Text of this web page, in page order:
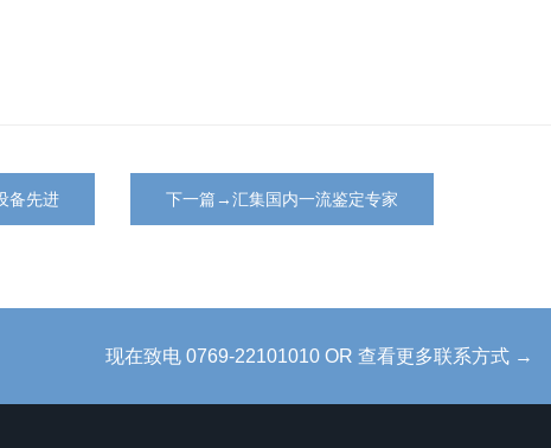
备先进 下一篇→汇集国内一流鉴定专家
现在致电 0769-22101010 OR 查看更多联系方式 →